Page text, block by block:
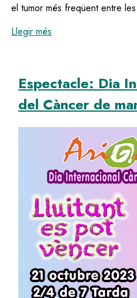
el tumor més freqüent entre
Llegir més
Espectacle: Dia
del Càncer de